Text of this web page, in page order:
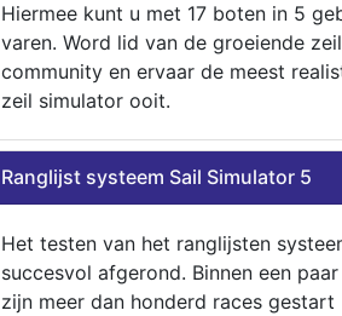
Hiermee kunt u met 17 boten in 5
varen. Word lid van de groeiende zeil
community en ervaar de meest
zeil simulator ooit.
Ranglijst systeem Sail Simulator 5
Het testen van het ranglijsten
succesvol afgerond. Binnen een
zijn meer dan honderd races gestart